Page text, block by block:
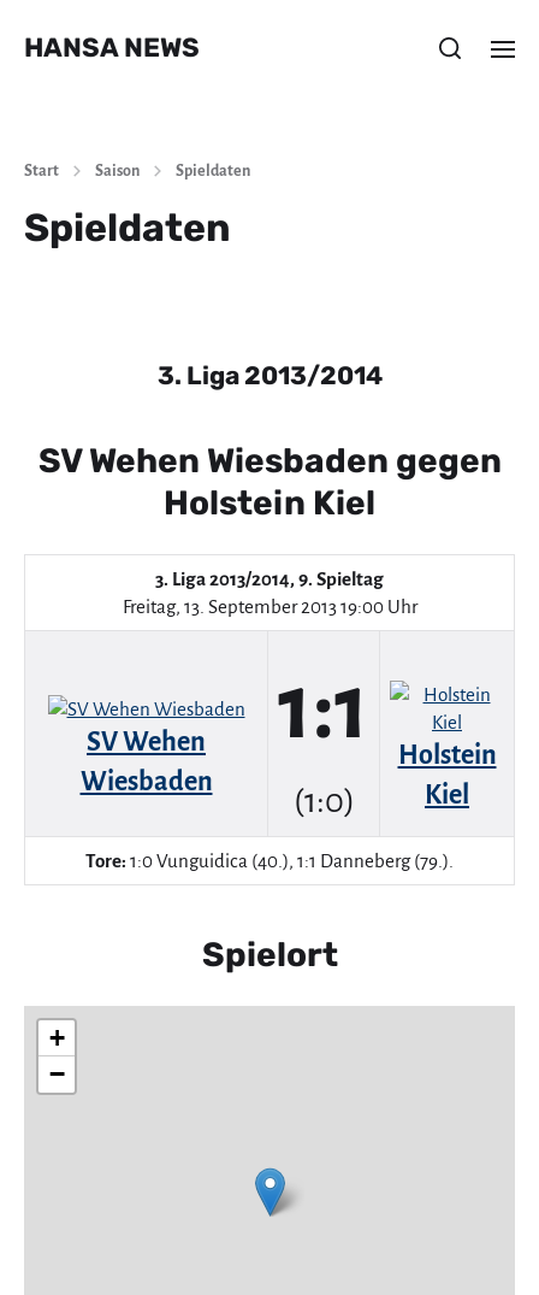
HANSA NEWS
Start Saison Spieldaten
Spieldaten
3. Liga 2013/2014
SV Wehen Wiesbaden gegen
Holstein Kiel
3. Liga 2013/2014, 9. Spieltag
Freitag, 13. September 2013 19:00 Uhr
SV Wehen
Wiesbaden
1:1
(1:0)
Holstein
Kiel
Tore: 1:0 Vunguidica (40.), 1:1 Danneberg (79.).
Spielort
+
−